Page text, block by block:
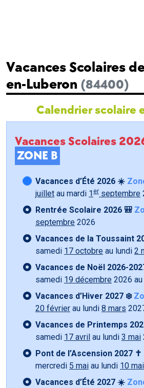
Vacances Scolaires
en-Luberon (84400)
Calendrier scolaire
Vacances Scolaires
ZONE B
Vacances d’Été 2026 ☀️
juillet au mardi 1 er septembre
Rentrée Scolaire 2026 🎒
septembre 2026
Vacances de la Toussaint
samedi 17 octobre au lundi 2
Vacances de Noël 2026-
samedi 19 décembre 2026
Vacances d’Hiver 2027 ❄️
20 février au lundi 8 mars
Vacances de Printemps
samedi 17 avril au lundi 3 mai
Pont de l’Ascension 2027 ✝️
mercredi 5 mai au lundi 10 mai
Vacances d’Été 2027 ☀️